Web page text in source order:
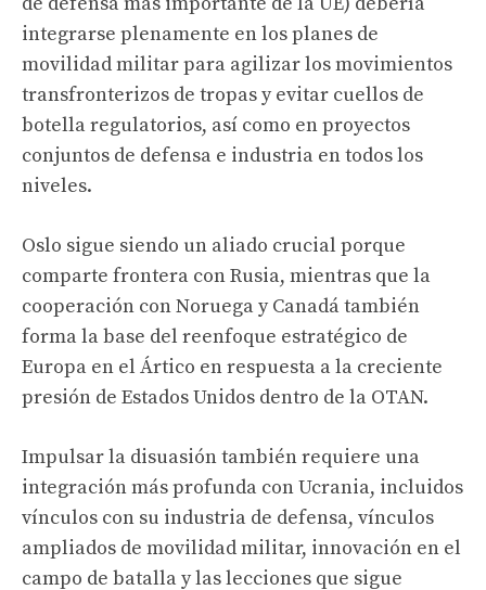
integrarse plenamente en los planes de
movilidad militar para agilizar los movimientos
transfronterizos de tropas y evitar cuellos de
botella regulatorios, así como en proyectos
conjuntos de defensa e industria en todos los
niveles.
Oslo sigue siendo un aliado crucial porque
comparte frontera con Rusia, mientras que la
cooperación con Noruega y Canadá también
forma la base del reenfoque estratégico de
Europa en el Ártico en respuesta a la creciente
presión de Estados Unidos dentro de la OTAN.
Impulsar la disuasión también requiere una
integración más profunda con Ucrania, incluidos
vínculos con su industria de defensa, vínculos
ampliados de movilidad militar, innovación en el
campo de batalla y las lecciones que sigue